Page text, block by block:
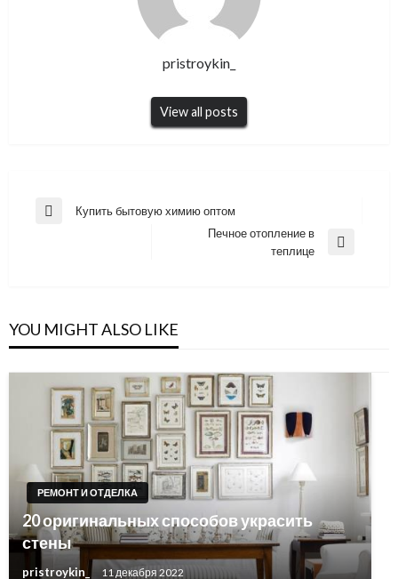
pristroykin_
View all posts
Навигация
Previous
Купить бытовую химию оптом
Печное отопление в
теплице
YOU MIGHT ALSO LIKE
РЕМОНТ И ОТДЕЛКА
20 оригинальных способов украсить
стены
pristroykin_ 11 декабря 2022